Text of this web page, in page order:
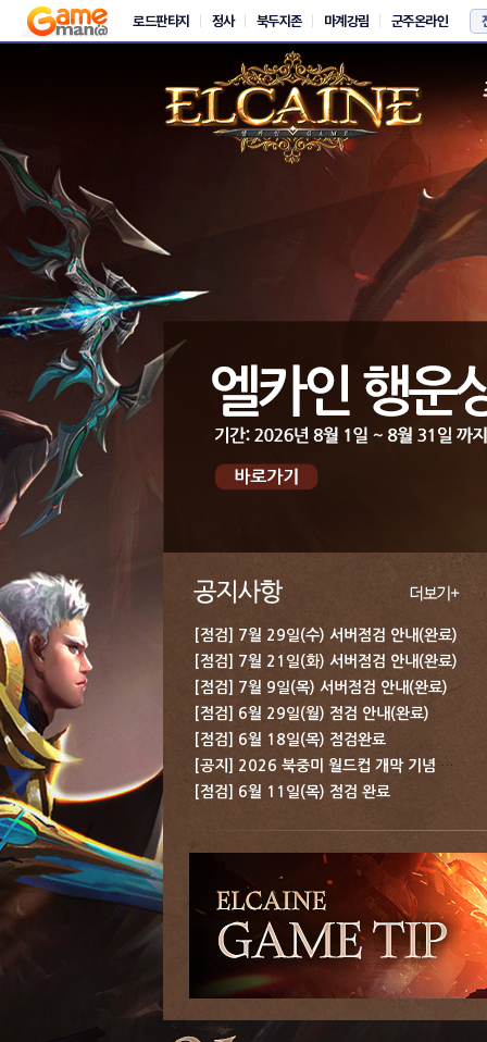
[점검] 7월 29일(수) 서버점검 안내(완료)
[점검] 7월 21일(화) 서버점검 안내(완료)
[점검] 7월 9일(목) 서버점검 안내(완료)
[점검] 6월 29일(월) 점검 안내(완료)
[점검] 6월 18일(목) 점검완료
[공지] 2026 북중미 월드컵 개막 기념 보상 지급 안내
[점검] 6월 11일(목) 점검 완료